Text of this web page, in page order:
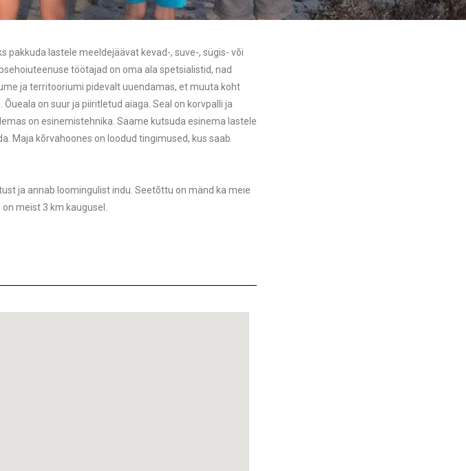
lastele meeldejäävat kevad-, suve-, sügis- või
töötajad on oma ala spetsialistid, nad
ja territooriumi pidevalt uuendamas, et muuta koht
on suur ja piiritletud aiaga. Seal on korvpalli ja
on esinemistehnika. Saame kutsuda esinema lastele
Maja kõrvahoones on loodud tingimused, kus saab
ja annab loomingulist indu. Seetõttu on mänd ka meie
meist 3 km kaugusel.